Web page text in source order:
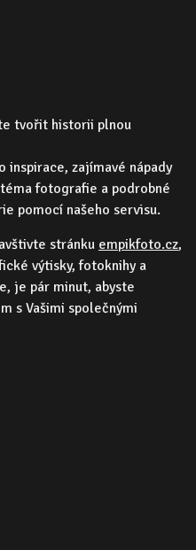
tvořit historii plnou
inspirace, zajímavé nápady
téma fotografie a podrobné
pomocí našeho servisu.
stránku empikfoto.cz,
výtisky, fotoknihy a
je pár minut, abyste
s Vašimi společnými